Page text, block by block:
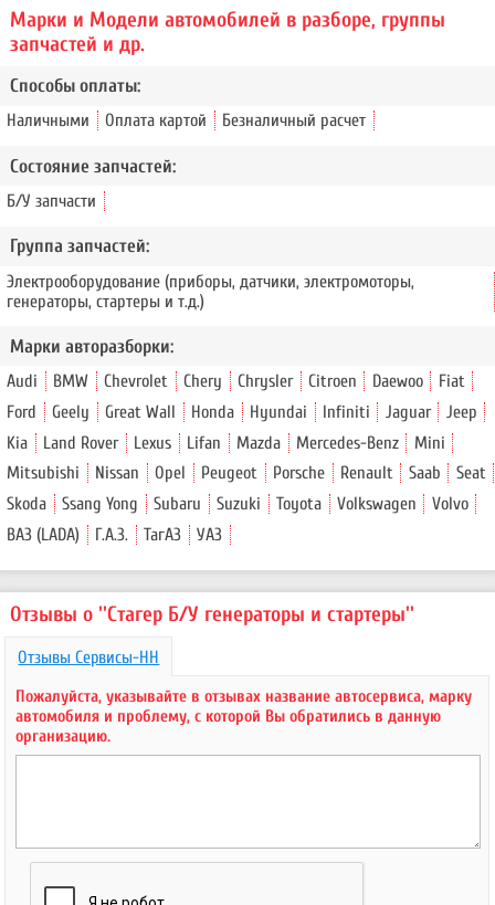
Марки и Модели автомобилей в разборе, группы
запчастей и др.
Способы оплаты:
Наличными Оплата картой Безналичный расчет
Состояние запчастей:
Б/У запчасти
Группа запчастей:
Электрооборудование (приборы, датчики, электромоторы,
генераторы, стартеры и т.д.)
Марки авторазборки:
Audi BMW Chevrolet Chery Chrysler Citroen Daewoo
Fiat
Ford
Geely Great Wall Honda Hyundai Infiniti Jaguar
Jeep
Kia
Land Rover Lexus Lifan Mazda Mercedes-Benz
Mini
Mitsubishi
Nissan Opel Peugeot Porsche Renault Saab
Seat
Skoda
Ssang Yong Subaru Suzuki Toyota Volkswagen
Volvo
ВАЗ (LADA)
Г.А.З. ТагАЗ УАЗ
Отзывы о ''Стагер Б/У генераторы и стартеры''
Отзывы Сервисы-НН
Пожалуйста, указывайте в отзывах название автосервиса, марку
автомобиля и проблему, с которой Вы обратились в данную
организацию.